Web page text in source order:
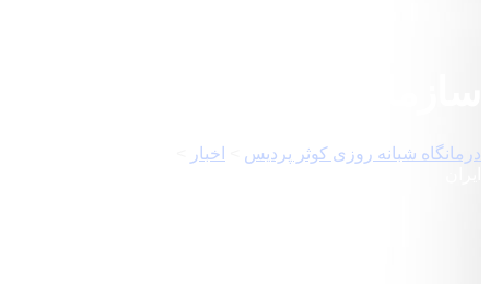
درمانگاه شبانه روزی کوثر پردیس اخبار